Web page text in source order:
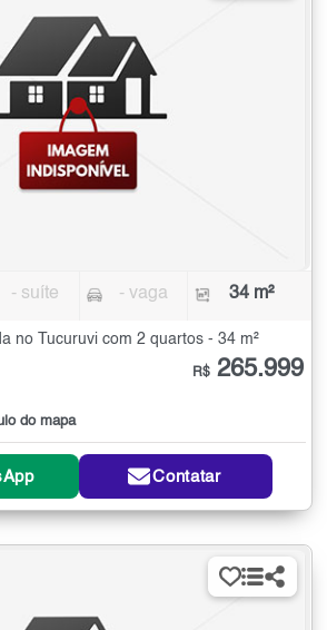
- suíte - vaga 34 m²
no Tucuruvi com 2 quartos - 34 m²
do mapa
R$ 265.999
Contatar